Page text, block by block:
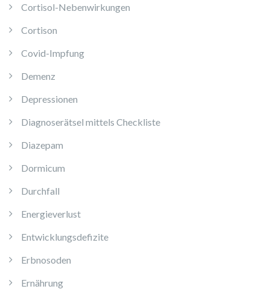
Cortisol-Nebenwirkungen
Cortison
Covid-Impfung
Demenz
Depressionen
Diagnoserätsel mittels Checkliste
Diazepam
Dormicum
Durchfall
Energieverlust
Entwicklungsdefizite
Erbnosoden
Ernährung